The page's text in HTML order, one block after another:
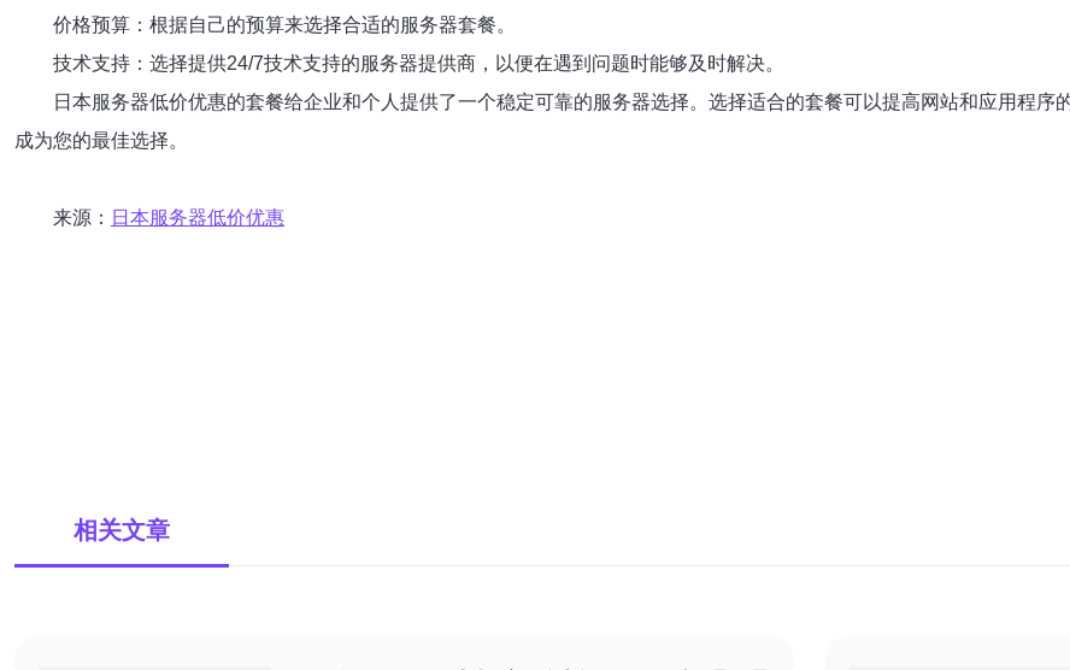
价格预算：根据自己的预算来选择合适的服务器套餐。
技术支持：选择提供24/7技术支持的服务器提供商，以便在遇到问题时能够及时解决。
日本服务器低价优惠的套餐给企业和个人提供了一个稳定可靠的服务器选择。选择适合的套餐可以提高网站和应用程
成为您的最佳选择。
来源： 日本服务器低价优惠
相关文章